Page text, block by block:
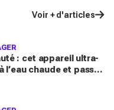
Voir + d'articles
: cet appareil ultra-
l’eau chaude et passe
impossibles à